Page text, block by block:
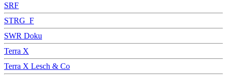
SRF
STRG_F
SWR Doku
Terra X
Terra X Lesch & Co